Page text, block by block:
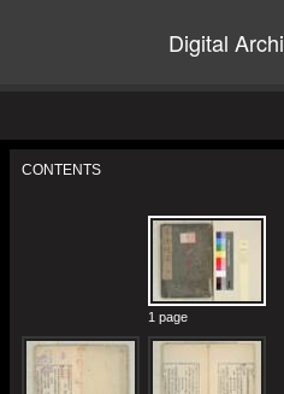
Digital